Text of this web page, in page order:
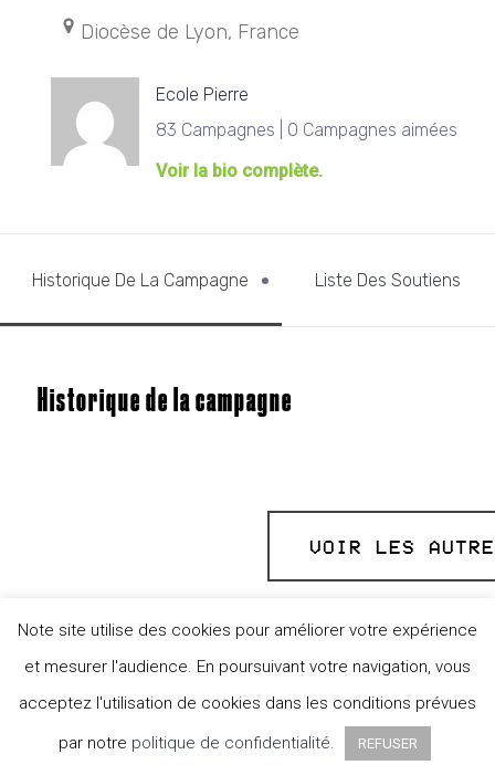
Diocèse de Lyon, France
Ecole Pierre
83 Campagnes | 0 Campagnes aimées
Voir la bio complète.
Historique De La Campagne Liste Des Soutiens
Historique de la campagne
VOIR LES
Note site utilise des cookies pour améliorer votre expérience
et mesurer l'audience. En poursuivant votre navigation, vous
acceptez l'utilisation de cookies dans les conditions prévues
par notre politique de confidentialité. REFUSER